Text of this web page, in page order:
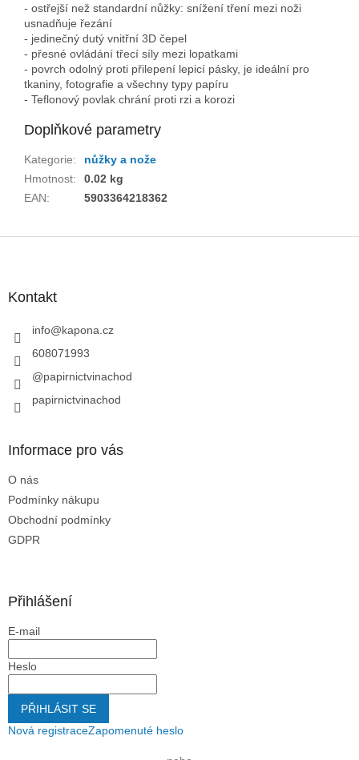
- ostřejší než standardní nůžky: snížení tření mezi noži
usnadňuje řezání
- jedinečný dutý vnitřní 3D čepel
- přesné ovládání třecí síly mezi lopatkami
- povrch odolný proti přilepení lepicí pásky, je ideální pro
tkaniny, fotografie a všechny typy papíru
- Teflonový povlak chrání proti rzi a korozi
Doplňkové parametry
Kategorie:
nůžky a nože
Hmotnost:
0.02 kg
EAN: 5903364218362
Kontakt
info@kapona.cz
608071993
@papirnictvinachod
papirnictvinachod
Informace pro vás
O nás
Podmínky nákupu
Obchodní podmínky
GDPR
Přihlášení
E-mail
Heslo
PŘIHLÁSIT SE
Nová registraceZapomenuté heslo